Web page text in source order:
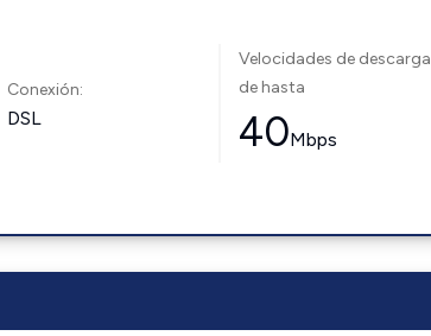
Conexión:
DSL
Velocidades de descarga
de hasta
40Mbps